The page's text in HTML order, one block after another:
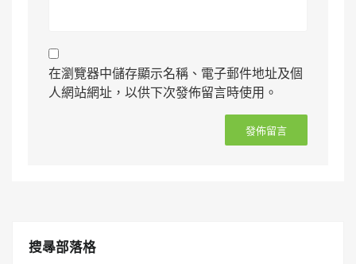
在瀏覽器中儲存顯示名稱、電子郵件地址及個
人網站網址，以供下次發佈留言時使用。
搜㝷部落格